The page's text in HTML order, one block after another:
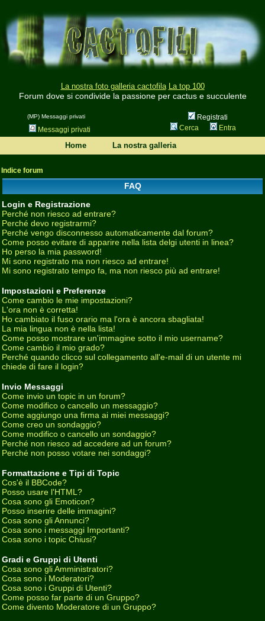
La nostra foto galleria cactofila La top 100
Forum dove si condivide la passione per cactus e succulente
(MP) Messaggi privati
Registrati
Messaggi privati
Cerca Entra
Home La nostra galleria
Indice forum
FAQ
Login e Registrazione
Perché non riesco ad entrare?
Perché devo registrarmi?
Perché vengo disconnesso automaticamente dal forum?
Come posso evitare di apparire nella lista delgi utenti in linea?
Ho perso la mia password!
Mi sono registrato ma non riesco ad entrare!
Mi sono registrato tempo fa, ma non riesco più ad entrare!
Impostazioni e Preferenze
Come cambio le mie impostazioni?
L'ora non è corretta!
Ho cambiato il fuso orario ma l'ora è ancora sbagliata!
La mia lingua non è nella lista!
Come posso mostrare un'immagine sotto il mio username?
Come cambio il mio grado?
Perché quando clicco sul collegamento all'e-mail di un utente mi
chiede di fare il login?
Invio Messaggi
Come invio un topic in un forum?
Come modifico o cancello un messaggio?
Come aggiungo una firma ai miei messaggi?
Come creo un sondaggio?
Come modifico o cancello un sondaggio?
Perché non riesco ad accedere ad un forum?
Perché non posso votare nei sondaggi?
Formattazione e Tipi di Topic
Cos'è il BBCode?
Posso usare l'HTML?
Cosa sono gli Emoticon?
Posso inserire delle immagini?
Cosa sono gli Annunci?
Cosa sono i messaggi Importanti?
Cosa sono i topic Chiusi?
Gradi e Gruppi di Utenti
Cosa sono gli Amministratori?
Cosa sono i Moderatori?
Cosa sono i Gruppi di Utenti?
Come posso far parte di un Gruppo?
Come divento Moderatore di un Gruppo?